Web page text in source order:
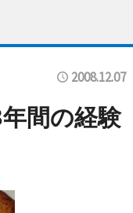
2008.12.07
間の経験